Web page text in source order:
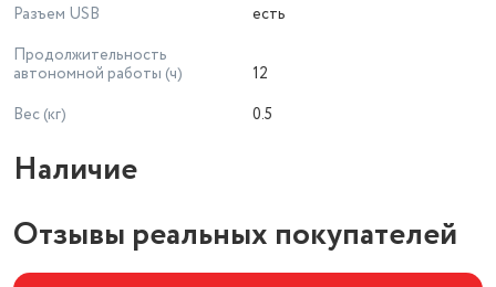
Разъем USB
есть
Продолжительность
автономной работы (ч)
12
Вес (кг)
0.5
Наличие
Отзывы реальных покупателей